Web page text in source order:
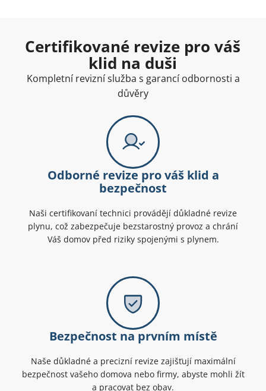
Certifikované revize pro váš
klid na duši
Kompletní revizní služba s garancí odbornosti a
důvěry
Odborné revize pro váš klid a
bezpečnost
Naši certifikovaní technici provádějí důkladné revize
plynu, což zabezpečuje bezstarostný provoz a chrání
Váš domov před riziky spojenými s plynem.
Bezpečnost na prvním místě
Naše důkladné a precizní revize zajišťují maximální
bezpečnost vašeho domova nebo firmy, abyste mohli žít
a pracovat bez obav.